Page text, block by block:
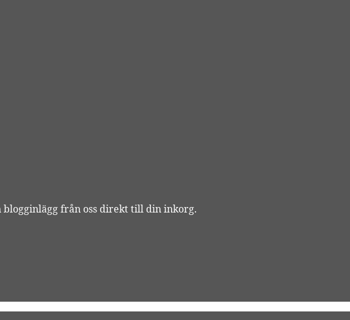
från oss direkt till din inkorg.